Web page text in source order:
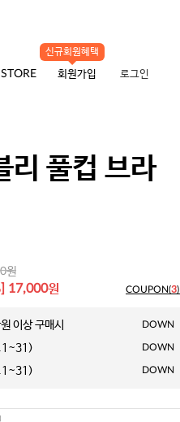
STORE
신규회원혜택
회원가입 로그인
리 풀컵 브라
원
17,000원 COUPON(3)
이상 구매시 DOWN
DOWN
DOWN